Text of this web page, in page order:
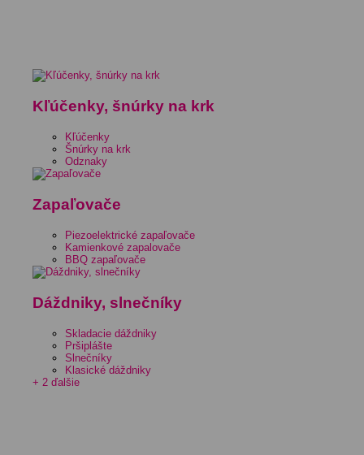
Kľúčenky, šnúrky na krk
Kľúčenky
Šnúrky na krk
Odznaky
Zapaľovače
Piezoelektrické zapaľovače
Kamienkové zapalovače
BBQ zapaľovače
Dáždniky, slnečníky
Skladacie dáždniky
Pršiplášte
Slnečníky
Klasické dáždniky
+ 2 ďalšie